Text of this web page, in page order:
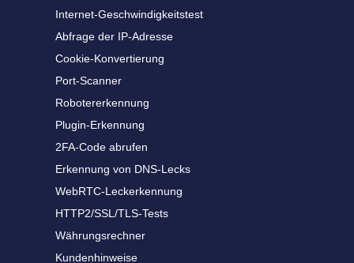
Internet-Geschwindigkeitstest
Abfrage der IP-Adresse
Cookie-Konvertierung
Port-Scanner
Robotererkennung
Plugin-Erkennung
2FA-Code abrufen
Erkennung von DNS-Lecks
WebRTC-Leckerkennung
HTTP2/SSL/TLS-Tests
Währungsrechner
Kundenhinweise